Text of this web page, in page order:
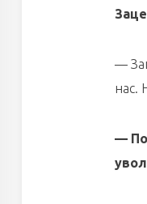
—
нас.
—